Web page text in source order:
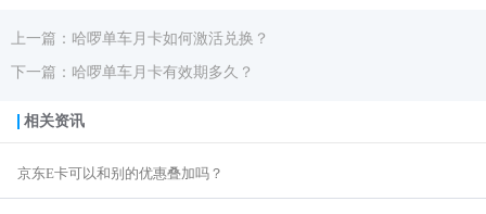
上一篇：哈啰单车月卡如何激活兑换？
下一篇：哈啰单车月卡有效期多久？
相关资讯
京东E卡可以和别的优惠叠加吗？